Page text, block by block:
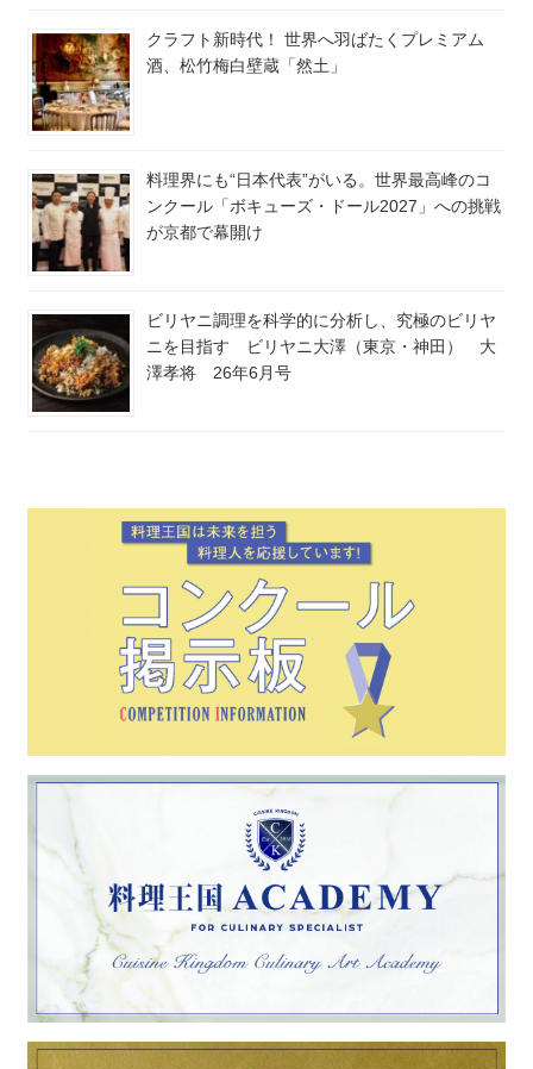
クラフト新時代！ 世界へ羽ばたくプレミアム
酒、松竹梅白壁蔵「然土」
料理界にも“日本代表”がいる。世界最高峰のコ
ンクール「ボキューズ・ドール2027」への挑戦
が京都で幕開け
ビリヤニ調理を科学的に分析し、究極のビリヤ
ニを目指す ビリヤニ大澤（東京・神田） 大
澤孝将 26年6月号